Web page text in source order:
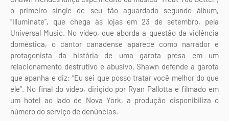
o primeiro single de seu tão aguardado segundo álbum,
“Illuminate”, que chega às lojas em 23 de setembro, pela
Universal Music. No vídeo, que aborda a questão da violência
doméstica, o cantor canadense aparece como narrador e
protagonista da história de uma garota presa em um
relacionamento destrutivo e abusivo. Shawn defende a garota
que apanha e diz: “Eu sei que posso tratar você melhor do que
ele”. No final do vídeo, dirigido por Ryan Pallotta e filmado em
um hotel ao lado de Nova York, a produção disponibiliza o
número do serviço de denúncias.